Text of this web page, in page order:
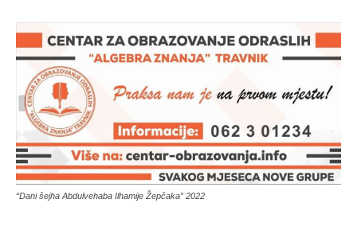
“Dani šejha Abdulvehaba Ilhamije Žepčaka” 2022